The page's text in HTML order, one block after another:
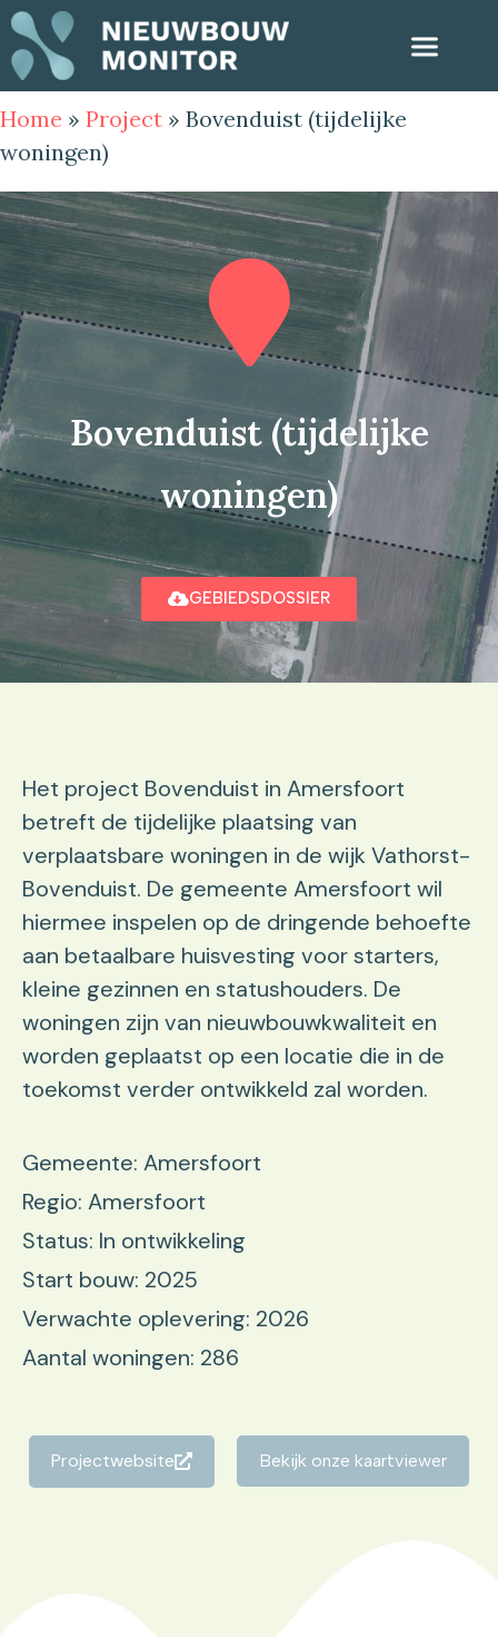
Home » Project » Bovenduist (tijdelijke
woningen)
Bovenduist (tijdelijke
woningen)
GEBIEDSDOSSIER
Het project Bovenduist in Amersfoort
betreft de tijdelijke plaatsing van
verplaatsbare woningen in de wijk Vathorst-
Bovenduist. De gemeente Amersfoort wil
hiermee inspelen op de dringende behoefte
aan betaalbare huisvesting voor starters,
kleine gezinnen en statushouders. De
woningen zijn van nieuwbouwkwaliteit en
worden geplaatst op een locatie die in de
toekomst verder ontwikkeld zal worden.
Gemeente: Amersfoort
Regio: Amersfoort
Status: In ontwikkeling
Start bouw: 2025
Verwachte oplevering: 2026
Aantal woningen: 286
Projectwebsite Bekijk onze kaartviewer